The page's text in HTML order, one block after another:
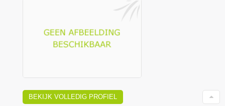
BEKIJK VOLLEDIG PROFIEL